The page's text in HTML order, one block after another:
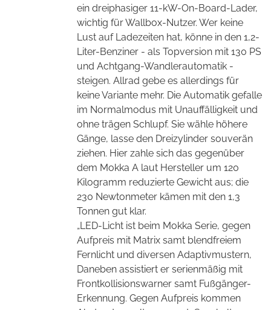
ein dreiphasiger 11-kW-On-Board-Lader,
wichtig für Wallbox-Nutzer. Wer keine
Lust auf Ladezeiten hat, könne in den 1,2-
Liter-Benziner - als Topversion mit 130 PS
und Achtgang-Wandlerautomatik -
steigen. Allrad gebe es allerdings für
keine Variante mehr. Die Automatik gefalle
im Normalmodus mit Unauffälligkeit und
ohne trägen Schlupf. Sie wähle höhere
Gänge, lasse den Dreizylinder souverän
ziehen. Hier zahle sich das gegenüber
dem Mokka A laut Hersteller um 120
Kilogramm reduzierte Gewicht aus; die
230 Newtonmeter kämen mit den 1,3
Tonnen gut klar.
„LED-Licht ist beim Mokka Serie, gegen
Aufpreis mit Matrix samt blendfreiem
Fernlicht und diversen Adaptivmustern,
Daneben assistiert er serienmäßig mit
Frontkollisionswarner samt Fußgänger-
Erkennung. Gegen Aufpreis kommen